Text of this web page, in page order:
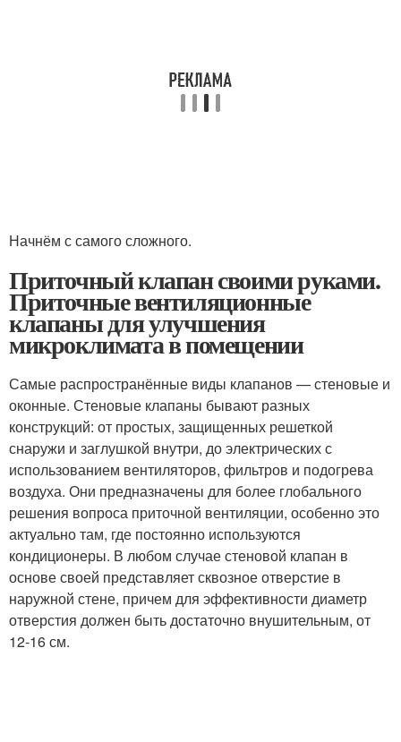
Начнём с самого сложного.
Приточный клапан своими руками.
Приточные вентиляционные
клапаны для улучшения
микроклимата в помещении
Самые распространённые виды клапанов — стеновые и
оконные. Стеновые клапаны бывают разных
конструкций: от простых, защищенных решеткой
снаружи и заглушкой внутри, до электрических с
использованием вентиляторов, фильтров и подогрева
воздуха. Они предназначены для более глобального
решения вопроса приточной вентиляции, особенно это
актуально там, где постоянно используются
кондиционеры. В любом случае стеновой клапан в
основе своей представляет сквозное отверстие в
наружной стене, причем для эффективности диаметр
отверстия должен быть достаточно внушительным, от
12-16 см.